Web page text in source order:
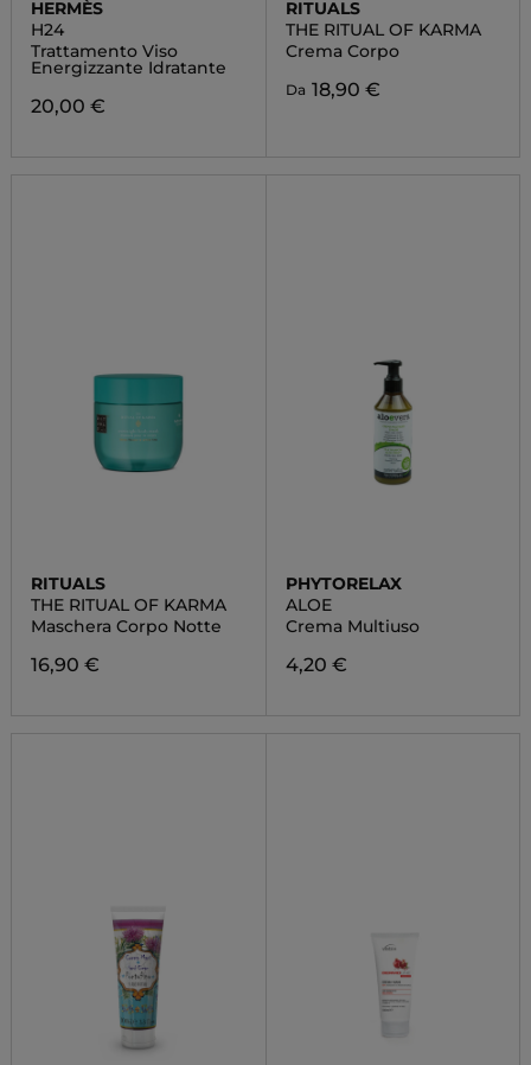
HERMÈS
H24
Trattamento Viso
Energizzante Idratante
20,00 €
RITUALS
THE RITUAL OF KARMA
Crema Corpo
Da 18,90 €
RITUALS
THE RITUAL OF KARMA
Maschera Corpo Notte
16,90 €
PHYTORELAX
ALOE
Crema Multiuso
4,20 €